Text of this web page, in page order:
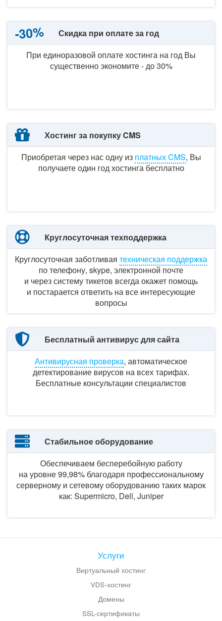
-30%
Скидка при оплате за год
При единоразовой оплате хостинга на год Вы
существенно экономите -до 30%
Хостинг за покупку CMS
Приобретая через нас одну из платных CMS, Вы
получаете один год хостинга бесплатно
Круглосуточная техподдержка
Круглосуточная заботливая техническая поддержка
по телефону, skype, электронной почте
и через системутикетов всегда окажет помощь
и постарается ответить на все интересующие
вопросы
Бесплатный антивирус для сайта
Антивирусная проверка, автоматическое
детектирование вирусов на всех тарифах.
Бесплатные консультации специалистов
Стабильное оборудование
Обеспечиваем бесперебойную работу
на уровне 99,98%благодаря профессиональному
серверному и сетевомуоборудованию таких марок
как: Supermicro, Dell, Juniper
Услуги
Виртуальный хостинг
VDS-хостинг
Домены
SSL-сертификаты